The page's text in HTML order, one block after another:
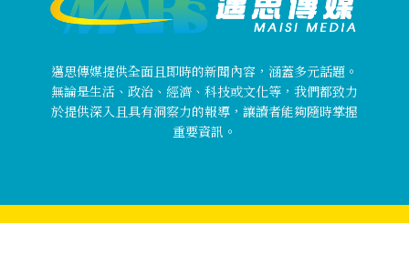
邁思傳媒提供全面且即時的新聞內容，涵蓋多元話題。
無論是生活、政治、經濟、科技或文化等，我們都致力
於提供深入且具有洞察力的報導，讓讀者能夠隨時掌握
重要資訊。